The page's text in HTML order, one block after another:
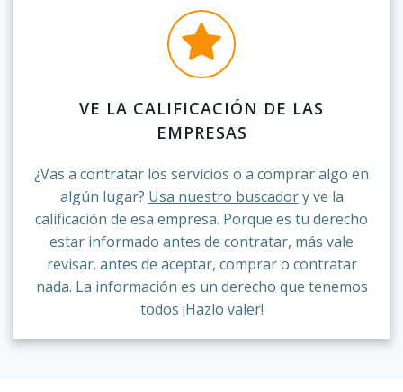
VE LA CALIFICACIÓN DE LAS
EMPRESAS
¿Vas a contratar los servicios o a comprar algo en
algún lugar? Usa nuestro buscadory ve la
calificación de esa empresa. Porque es tu derecho
estar informado antes de contratar, más vale
revisar. antes de aceptar, comprar o contratar
nada. La información es un derecho que tenemos
todos ¡Hazlo valer!